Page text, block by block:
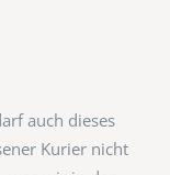
auch dieses
Kurier nicht